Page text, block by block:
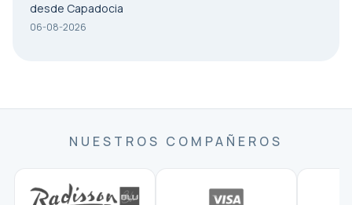
desde Capadocia
06-08-2026
NUESTROS COMPAÑEROS